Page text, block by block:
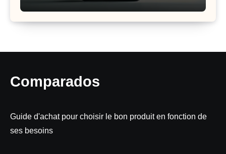
Comparados
Guide d'achat pour choisir le bon produit en fonction de
ses besoins